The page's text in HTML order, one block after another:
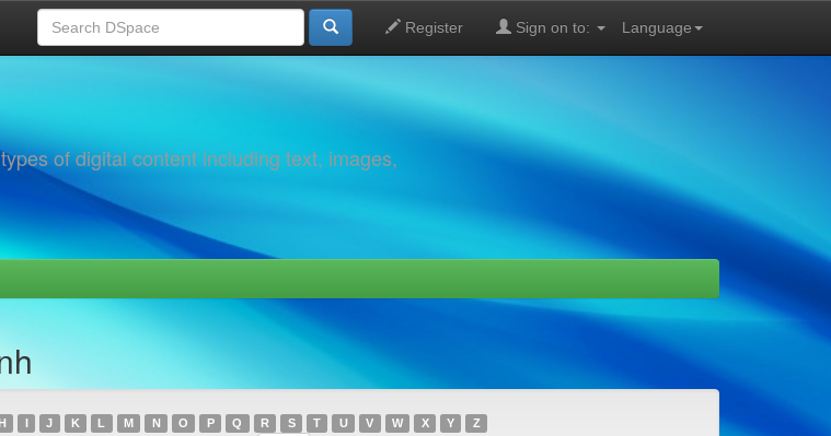
Language
Register Sign on to:
of digital content including text, images,
I J K L M N O P Q R S T U V W X Y Z